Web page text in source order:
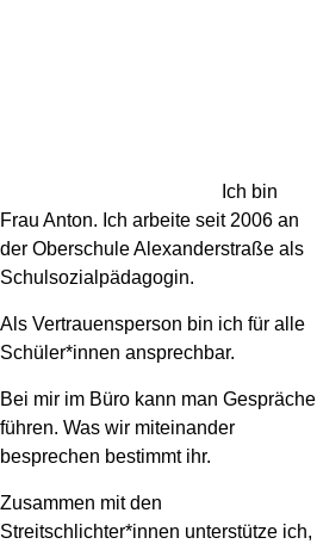
Ich bin
Frau Anton. Ich arbeite seit 2006 an
der Oberschule Alexanderstraße als
Schulsozialpädagogin.
Als Vertrauensperson bin ich für alle
Schüler*innen ansprechbar.
Bei mir im Büro kann man Gespräche
führen. Was wir miteinander
besprechen bestimmt ihr.
Zusammen mit den
Streitschlichter*innen unterstütze ich,